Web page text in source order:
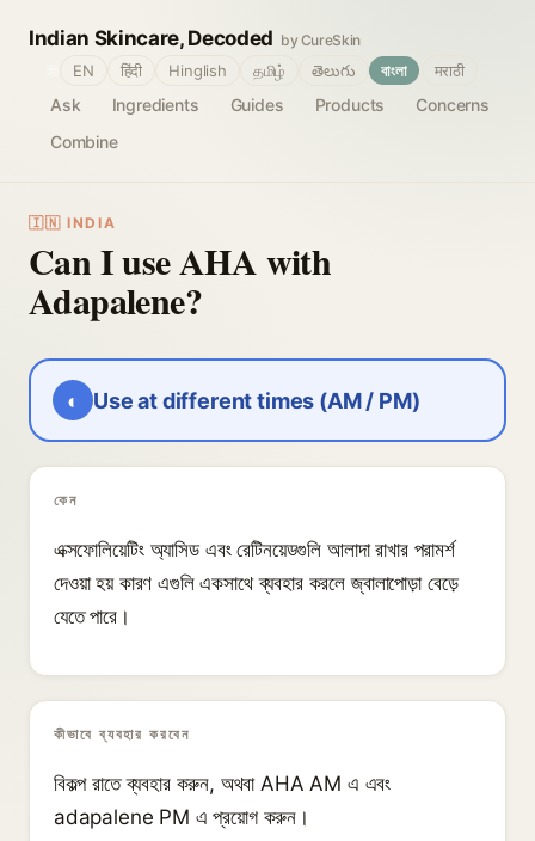
Indian Skincare, Decoded by CureSkin
Ask Ingredients Guides Products
Concerns
Combine
EN हिंदी Hinglish தமிழ் తెలుగు বাংলা मराठी
🇮🇳 INDIA
Can I use AHA with
Adapalene?
◐ Use at different times (AM / PM)
কেন
এক্সফোলিয়েটিং অ্যাসিড এবং রেটিনয়েডগুলি আলাদা রাখার পরামর্শ
দেওয়া হয় কারণ এগুলি একসাথে ব্যবহার করলে জ্বালাপোড়া বেড়ে
যেতে পারে।
কীভাবে ব্যবহার করবেন
বিকল্প রাতে ব্যবহার করুন, অথবা AHA AM এ এবং
adapalene PM এ প্রয়োগ করুন।